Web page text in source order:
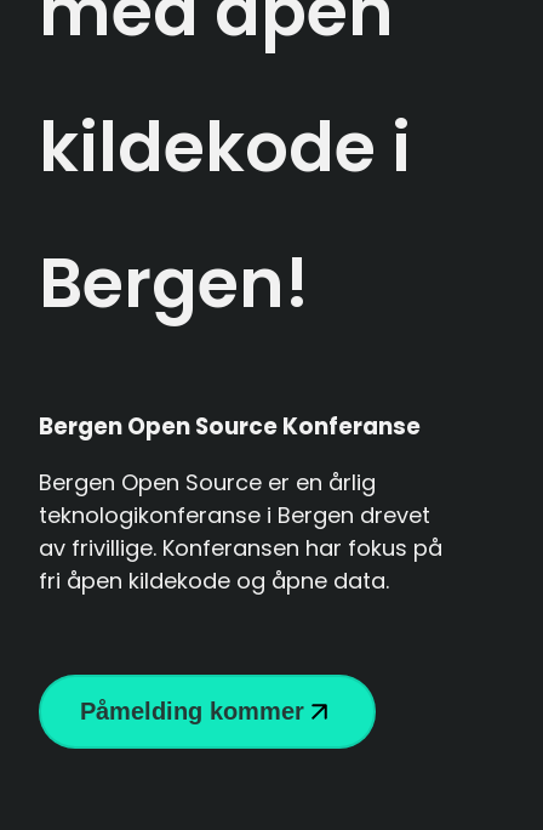
kildekode i
Bergen!
Bergen Open Source Konferanse
Bergen Open Source er en årlig
teknologikonferanse i Bergen drevet
av frivillige. Konferansen har fokus på
fri åpen kildekode og åpne data.
Påmelding kommer